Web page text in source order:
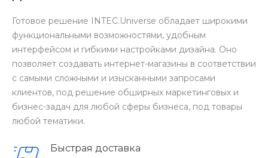
Готовое решение INTEC.Universe обладает широкими
функциональными возможностями, удобным
интерфейсом и гибкими настройками дизайна. Оно
позволяет создавать интернет-магазины в соответствии
с самыми сложными и изысканными запросами
клиентов, под решение обширных маркетинговых и
бизнес-задач для любой сферы бизнеса, под товары
любой тематики.
Быстрая доставка